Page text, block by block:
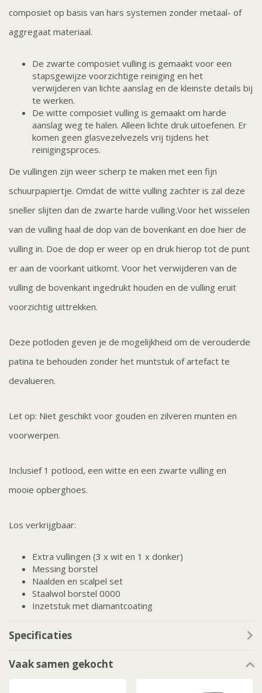
composiet op basis van hars systemen zonder metaal- of
aggregaat materiaal.
De zwarte composiet vulling is gemaakt voor een
stapsgewijze voorzichtige reiniging en het
verwijderen van lichte aanslag en de kleinste details bij
te werken.
De witte composiet vulling is gemaakt om harde
aanslag weg te halen. Alleen lichte druk uitoefenen. Er
komen geen glasvezelvezels vrij tijdens het
reinigingsproces.
De vullingen zijn weer scherp te maken met een fijn
schuurpapiertje. Omdat de witte vulling zachter is zal deze
sneller slijten dan de zwarte harde vulling.Voor het wisselen
van de vulling haal de dop van de bovenkant en doe hier de
vulling in. Doe de dop er weer op en druk hierop tot de punt
er aan de voorkant uitkomt. Voor het verwijderen van de
vulling de bovenkant ingedrukt houden en de vulling eruit
voorzichtig uittrekken.
Deze potloden geven je de mogelijkheid om de verouderde
patina te behouden zonder het muntstuk of artefact te
devalueren.
Let op: Niet geschikt voor gouden en zilveren munten en
voorwerpen.
Inclusief 1 potlood, een witte en een zwarte vulling en
mooie opberghoes.
Los verkrijgbaar:
Extra vullingen (3 x wit en 1 x donker)
Messing borstel
Naalden en scalpel set
Staalwol borstel 0000
Inzetstuk met diamantcoating
Specificaties
Vaak samen gekocht